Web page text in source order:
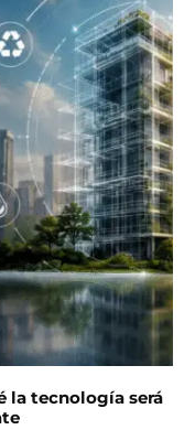
la tecnología será